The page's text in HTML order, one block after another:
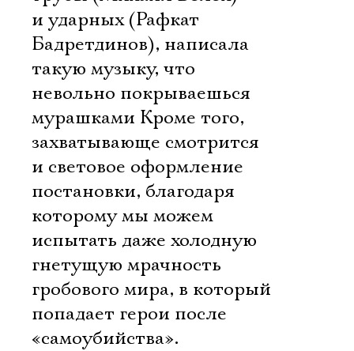
и ударных (Рафкат
Бадретдинов), написала
такую музыку, что
невольно покрываешься
мурашками Кроме того,
захватывающе смотрится
и световое оформление
постановки, благодаря
которому мы можем
испытать даже холодную
гнетущую мрачность
гробового мира, в который
попадает герои после
«самоубийства».